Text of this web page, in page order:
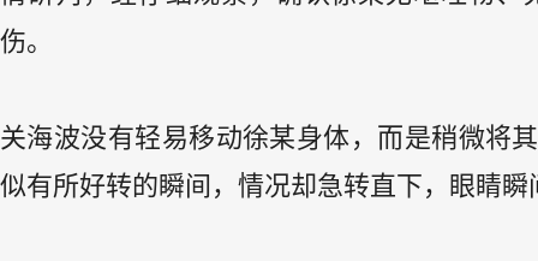
伤。
关海波没有轻易移动徐某身体，而是稍微将
似有所好转的瞬间，情况却急转直下，眼睛